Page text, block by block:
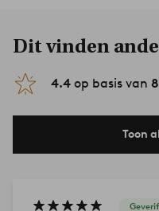
Dit vinden
4.4 op basis van
Toon